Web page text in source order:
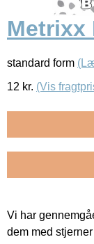
Metrixx
standard form
12 kr. (Vis
Vi har
dem med